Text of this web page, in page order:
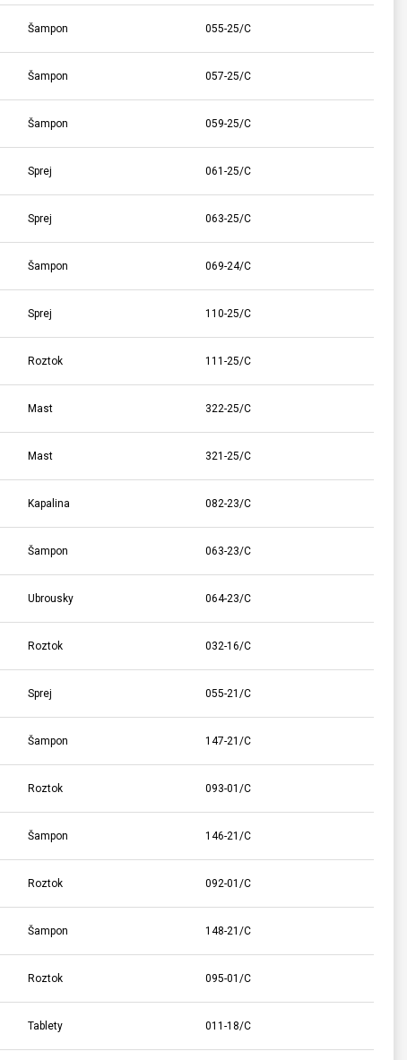
Šampon 055-25/C
Šampon 057-25/C
Šampon 059-25/C
Sprej 061-25/C
Sprej 063-25/C
Šampon 069-24/C
Sprej 110-25/C
Roztok 111-25/C
Mast 322-25/C
Mast 321-25/C
Kapalina 082-23/C
Šampon 063-23/C
Ubrousky 064-23/C
Roztok 032-16/C
Sprej 055-21/C
Šampon 147-21/C
Roztok 093-01/C
Šampon 146-21/C
Roztok 092-01/C
Šampon 148-21/C
Roztok 095-01/C
Tablety 011-18/C